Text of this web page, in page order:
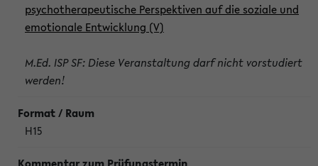
psychotherapeutische Perspektiven auf die soziale und
emotionale Entwicklung (V)
M.Ed. ISP SF: Diese Veranstaltung darf nicht vorstudiert
werden!
H15